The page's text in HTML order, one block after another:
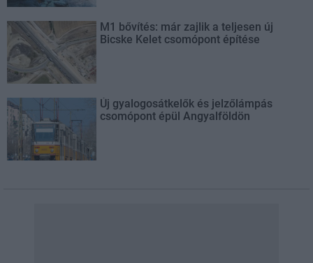
M1 bővítés: már zajlik a teljesen új
Bicske Kelet csomópont építése
Új gyalogosátkelők és jelzőlámpás
csomópont épül Angyalföldön